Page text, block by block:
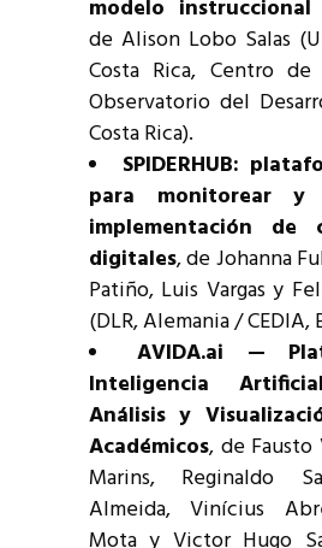
modelo
de Alison Lobo Salas
Costa Rica, Centro de
Observatorio del
Costa Rica).
SPIDERHUB:
para monitorear y
implementación de
digitales, de Johanna
Patiño, Luis Vargas y
(DLR, Alemania / CEDIA,
AVIDA.ai —
Inteligencia
Análisis y
Académicos, de
Marins, Reginaldo
Almeida, Vinícius
Mota y Victor Hugo